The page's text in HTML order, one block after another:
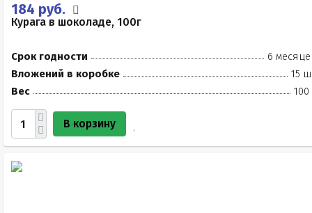
184 руб.
Курага в шоколаде, 100г
Срок годности
6
Вложений в коробке
15
Вес
100
В корзину